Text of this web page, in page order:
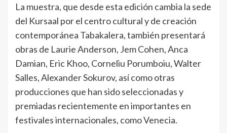
La muestra, que desde esta edición cambia la sede
del Kursaal por el centro cultural y de creación
contemporánea Tabakalera, también presentará
obras de Laurie Anderson, Jem Cohen, Anca
Damian, Eric Khoo, Corneliu Porumboiu, Walter
Salles, Alexander Sokurov, así como otras
producciones que han sido seleccionadas y
premiadas recientemente en importantes en
festivales internacionales, como Venecia.